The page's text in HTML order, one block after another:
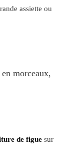
assiette ou
morceaux,
de figue sur